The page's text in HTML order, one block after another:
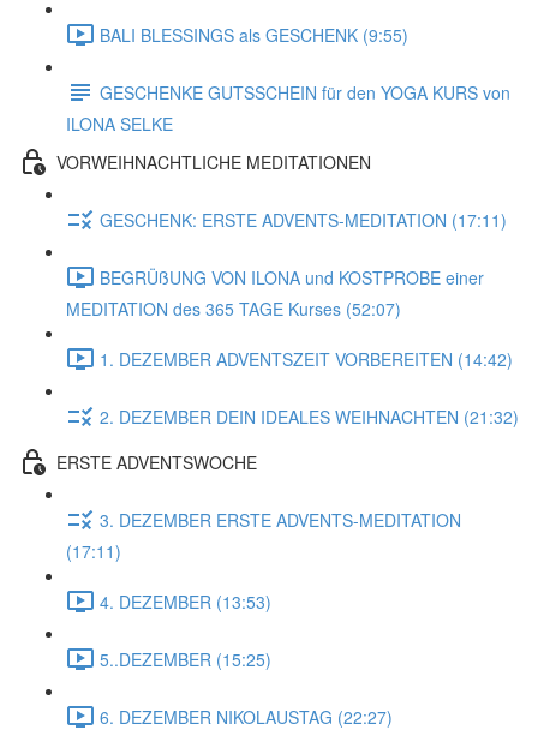
BALI BLESSINGS als GESCHENK (9:55)
GESCHENKE GUTSSCHEIN für den YOGA KURS von
ILONA SELKE
VORWEIHNACHTLICHE MEDITATIONEN
GESCHENK: ERSTE ADVENTS-MEDITATION (17:11)
BEGRÜßUNG VON ILONA und KOSTPROBE einer
MEDITATION des 365 TAGE Kurses (52:07)
1. DEZEMBER ADVENTSZEIT VORBEREITEN (14:42)
2. DEZEMBER DEIN IDEALES WEIHNACHTEN (21:32)
ERSTE ADVENTSWOCHE
3. DEZEMBER ERSTE ADVENTS-MEDITATION
(17:11)
4. DEZEMBER (13:53)
5..DEZEMBER (15:25)
6. DEZEMBER NIKOLAUSTAG (22:27)